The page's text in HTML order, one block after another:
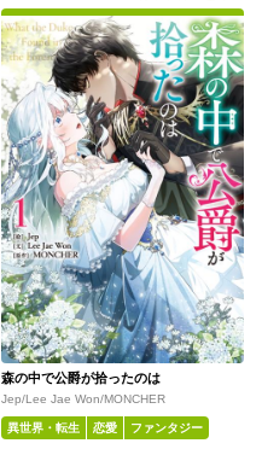
森の中で公爵が拾ったのは
Jep/Lee Jae Won/MONCHER
異世界・転生 恋愛 ファンタジー